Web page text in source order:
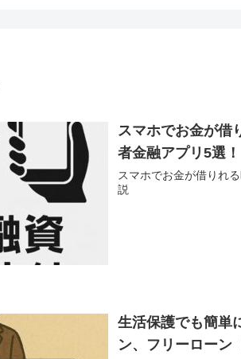
スマホでお金が借
者金融アプリ5選！
スマホでお金が借りれ
説
生活保護でも簡単
ン、フリーローン